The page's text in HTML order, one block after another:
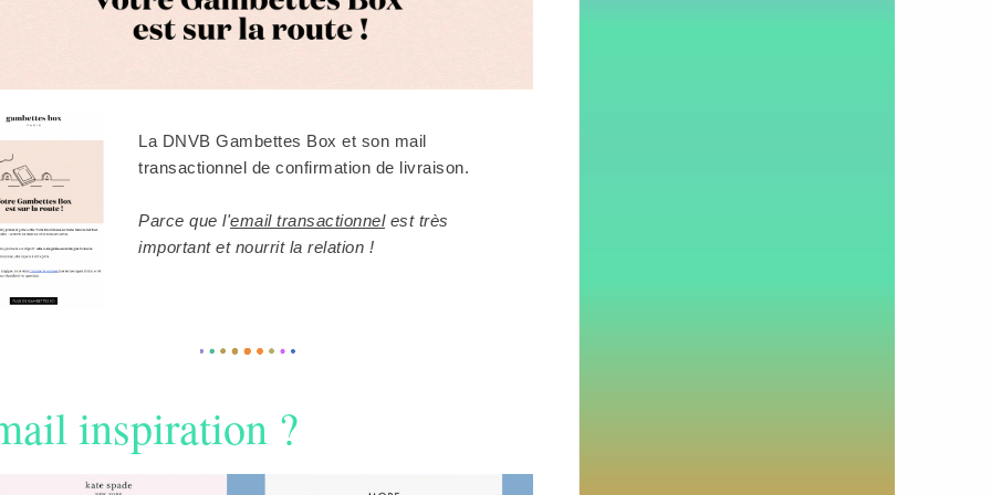
La DNVB Gambettes Box et son mail
transactionnel de confirmation de livraison.
Parce que l'email transactionnelest très
important et nourrit la relation !
inspiration ?